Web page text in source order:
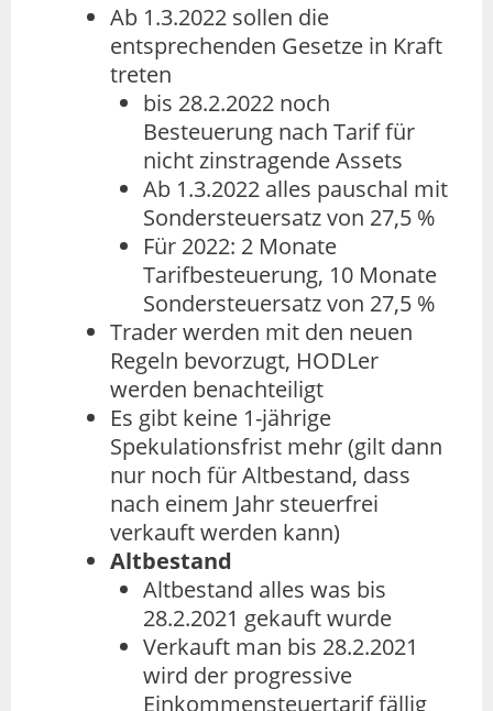
Ab 1.3.2022 sollen die
entsprechenden Gesetze in Kraft
treten
bis 28.2.2022 noch
Besteuerung nach Tarif für
nicht zinstragende Assets
Ab 1.3.2022 alles pauschal mit
Sondersteuersatz von 27,5 %
Für 2022: 2 Monate
Tarifbesteuerung, 10 Monate
Sondersteuersatz von 27,5 %
Trader werden mit den neuen
Regeln bevorzugt, HODLer
werden benachteiligt
Es gibt keine 1-jährige
Spekulationsfrist mehr (gilt dann
nur noch für Altbestand, dass
nach einem Jahr steuerfrei
verkauft werden kann)
Altbestand
Altbestand alles was bis
28.2.2021 gekauft wurde
Verkauft man bis 28.2.2021
wird der progressive
Einkommensteuertarif fällig